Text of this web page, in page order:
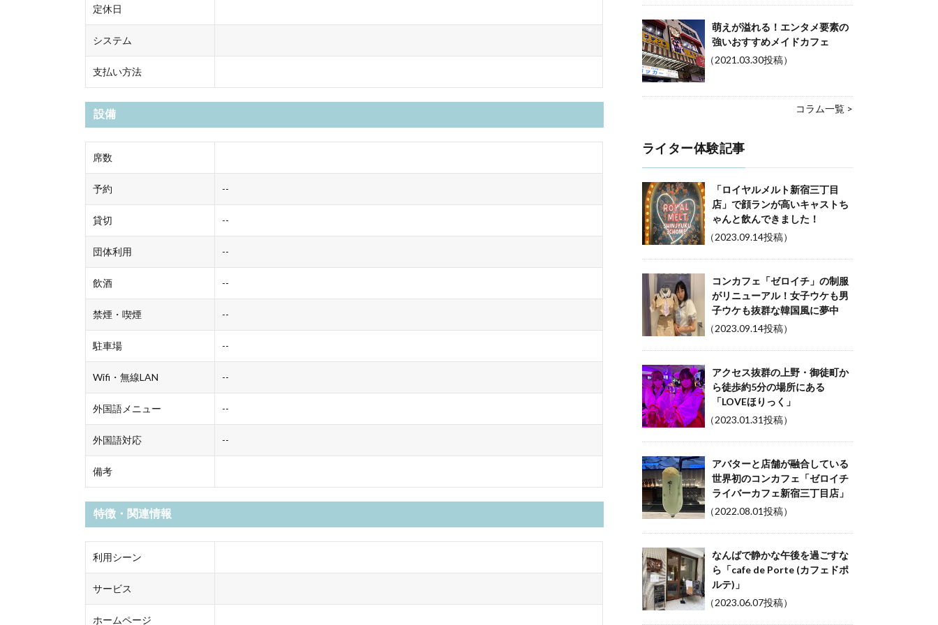
定休日
システム
支払い方法
設備
席数
予約 --
貸切 --
団体利用 --
飲酒 --
禁煙・喫煙 --
駐車場 --
Wifi・無線LAN --
外国語メニュー --
外国語対応 --
備考
特徴・関連情報
利用シーン
サービス
ホームページ
萌えが溢れる！エンタメ要素の
強いおすすめメイドカフェ
（2021.03.30投稿）
コラム一覧 >
ライター体験記事
「ロイヤルメルト新宿三丁目
店」で顔ランが高いキャストち
ゃんと飲んできました！
（2023.09.14投稿）
コンカフェ「ゼロイチ」の制服
がリニューアル！女子ウケも男
子ウケも抜群な韓国風に夢中
（2023.09.14投稿）
アクセス抜群の上野・御徒町か
ら徒歩約5分の場所にある
「LOVEほりっく」
（2023.01.31投稿）
アバターと店舗が融合している
世界初のコンカフェ「ゼロイチ
ライバーカフェ新宿三丁目店」
（2022.08.01投稿）
なんばで静かな午後を過ごすな
ら「cafe de Porte (カフェドポ
ルテ)」
（2023.06.07投稿）